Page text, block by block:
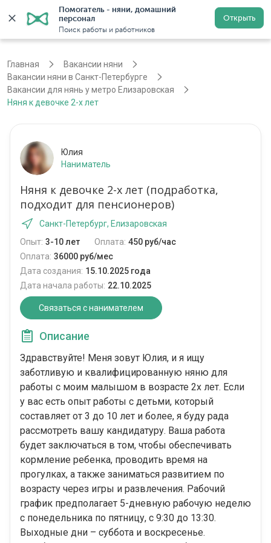
Помогатель - няни, домашний
персонал
Поиск работы и работников
Открыть
Санкт-Петербург Регистрация
Главная
Вакансии няни
Вакансии няни в Санкт-Петербурге
Вакансии для нянь у метро Елизаровская
Няня к девочке 2-х лет
Юлия
Наниматель
Няня к девочке 2-х лет (подработка,
подходит для пенсионеров)
Санкт-Петербург, Елизаровская
Опыт: 3-10 лет Оплата: 450 руб/час
Оплата: 36000 руб/мес
Дата создания: 15.10.2025 года
Дата начала работы: 22.10.2025
Связаться с нанимателем
Описание
Здравствуйте! Меня зовут Юлия, и я ищу
заботливую и квалифицированную няню для
работы с моим малышом в возрасте 2x лет. Если
у вас есть опыт работы с детьми, который
составляет от 3 до 10 лет и более, я буду рада
рассмотреть вашу кандидатуру. Ваша работа
будет заключаться в том, чтобы обеспечивать
кормление ребенка, проводить время на
прогулках, а также заниматься развитием по
возрасту через игры и развлечения. Рабочий
график предполагает 5-дневную рабочую неделю
с понедельника по пятницу, с 9:30 до 13:30.
Выходные дни – суббота и воскресенье.